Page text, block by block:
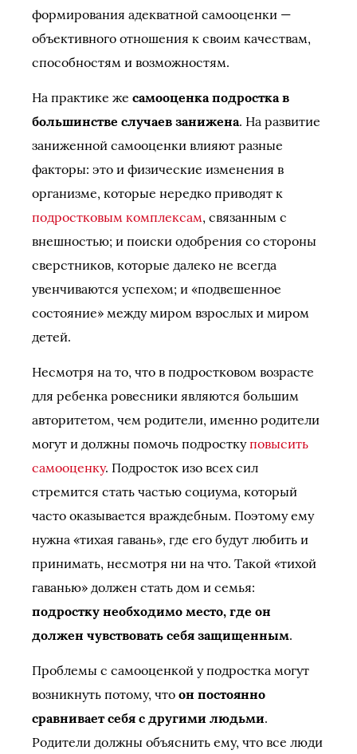
формирования адекватной самооценки —
объективного отношения к своим качествам,
способностям и возможностям.
На практике же самооценка подростка в
большинстве случаев занижена. На развитие
заниженной самооценки влияют разные
факторы: это и физические изменения в
организме, которые нередко приводят к
подростковым комплексам, связанным с
внешностью; и поиски одобрения со стороны
сверстников, которые далеко не всегда
увенчиваются успехом; и «подвешенное
состояние» между миром взрослых и миром
детей.
Несмотря на то, что в подростковом возрасте
для ребенка ровесники являются большим
авторитетом, чем родители, именно родители
могут и должны помочь подросткуповысить
самооценку. Подросток изо всех сил
стремится стать частью социума, который
часто оказывается враждебным. Поэтому ему
нужна «тихая гавань», где его будут любить и
принимать, несмотря ни на что. Такой «тихой
гаванью» должен стать дом и семья:
подростку необходимо место, где он
должен чувствовать себя защищенным.
Проблемы с самооценкой у подростка могут
возникнуть потому, что он постоянно
сравнивает себя с другими людьми.
Родители должны объяснить ему, что все люди